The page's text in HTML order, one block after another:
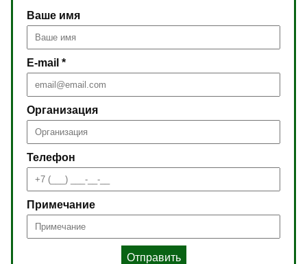
Ваше имя
E-mail *
Организация
Телефон
Примечание
Отправить